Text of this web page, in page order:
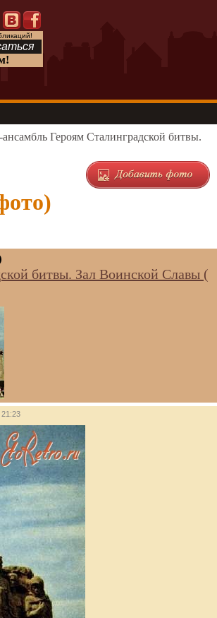
Героям Сталинградской битвы.
битвы. Зал Воинской Славы (
21:23